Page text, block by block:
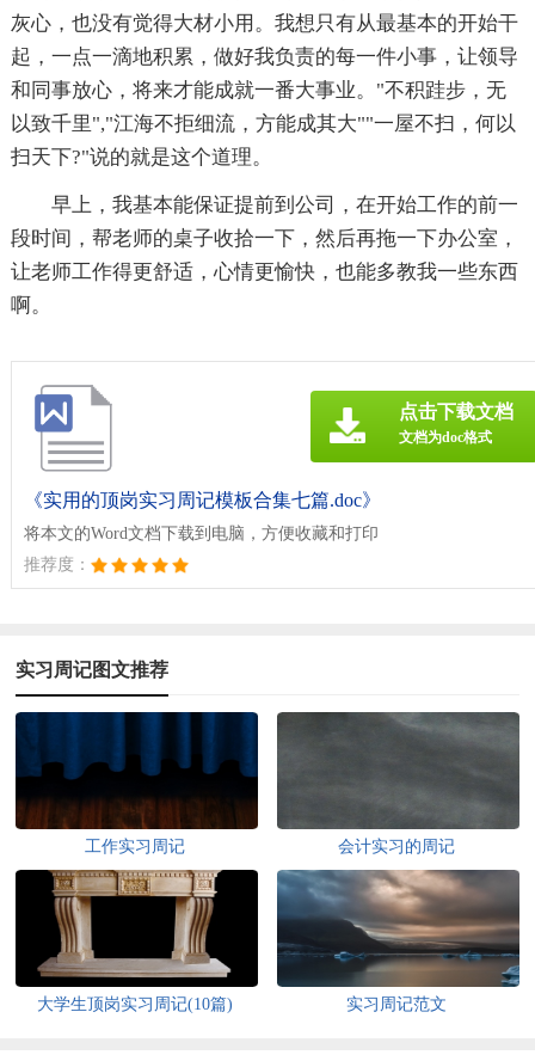
灰心，也没有觉得大材小用。我想只有从最基本的开始干
起，一点一滴地积累，做好我负责的每一件小事，让领导
和同事放心，将来才能成就一番大事业。"不积跬步，无
以致千里","江海不拒细流，方能成其大""一屋不扫，何以
扫天下?"说的就是这个道理。
早上，我基本能保证提前到公司，在开始工作的前一
段时间，帮老师的桌子收拾一下，然后再拖一下办公室，
让老师工作得更舒适，心情更愉快，也能多教我一些东西
啊。
《实用的顶岗实习周记模板合集七篇.doc》
将本文的Word文档下载到电脑，方便收藏和打印
推荐度：
点击下载文档
文档为doc格式
实习周记图文推荐
工作实习周记 会计实习的周记
大学生顶岗实习周记(10篇) 实习周记范文